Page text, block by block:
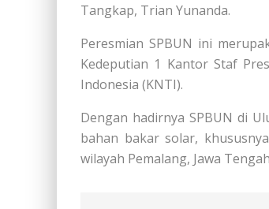
Tangkap, Trian Yunanda.
Peresmian SPBUN ini
Kedeputian 1 Kantor Staf
Indonesia (KNTI).
Dengan hadirnya SPBUN di
bahan bakar solar,
wilayah Pemalang, Jawa